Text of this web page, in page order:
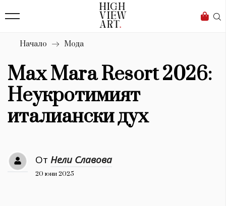
Бизнес
Мода
Dialogue
Изкуство
4340
Дизайн
Начало Мода
Max Mara Resort 2026:
Неукротимият
италиански дух
От Нели Славова
20 юни 2025